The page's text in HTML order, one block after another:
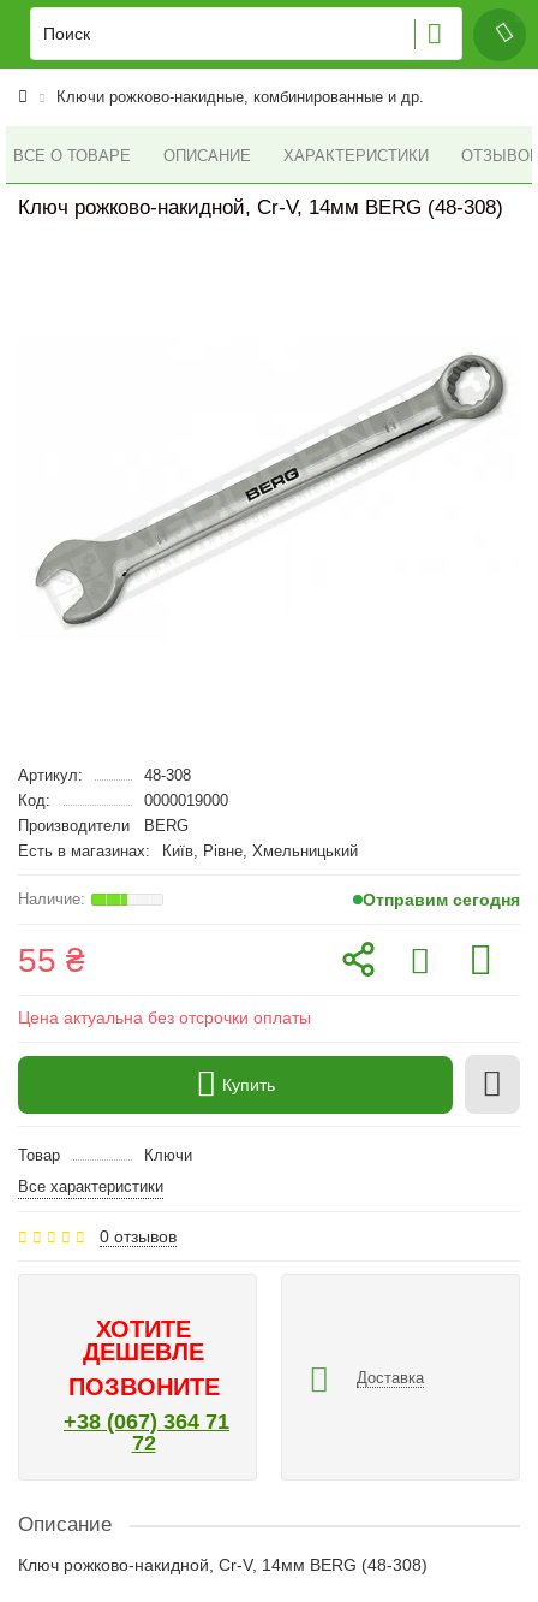
Ключи рожково-накидные, комбинированные и др.
ВСЕ О ТОВАРЕ ОПИСАНИЕ ХАРАКТЕРИСТИКИ ОТЗЫВОВ
Ключ рожково-накидной, Cr-V, 14мм BERG (48-308)
Артикул:
48-308
Код:
0000019000
Производители
BERG
Есть в магазинах:
Київ, Рівне, Хмельницький
Отправим сегодня
55 ₴
Цена актуальна без отсрочки оплаты
Купить
Товар
Ключи
Все характеристики
0 отзывов
ХОТИТЕ
ДЕШЕВЛЕ
ПОЗВОНИТЕ
+38 (067) 364 71
72
Доставка
Описание
Ключ рожково-накидной, Cr-V, 14мм BERG (48-308)